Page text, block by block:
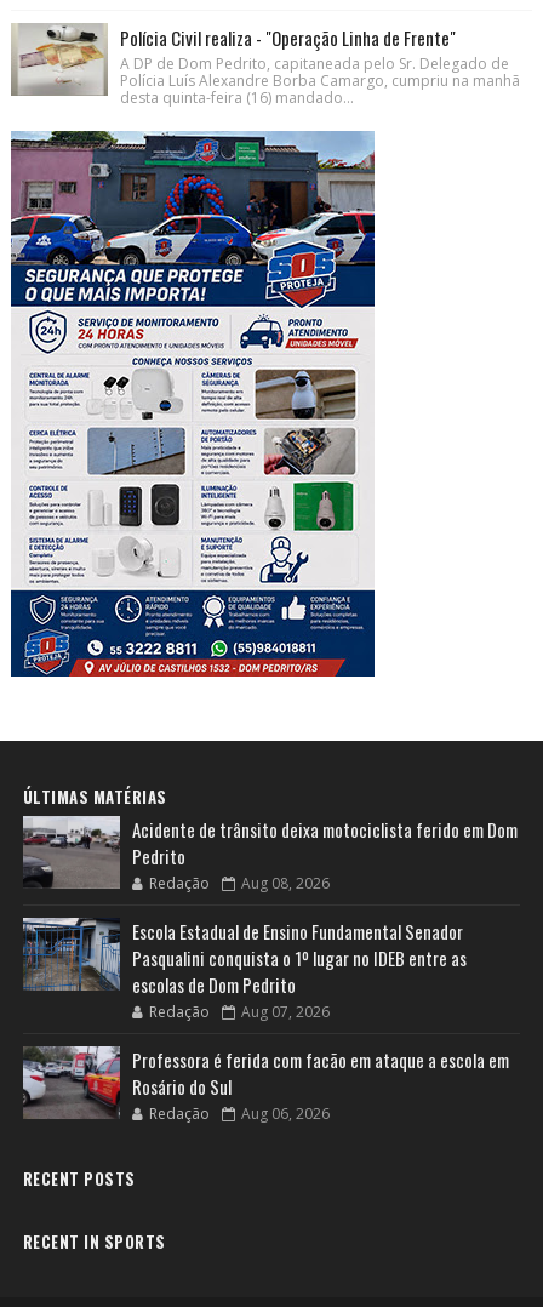
Polícia Civil realiza - "Operação Linha de Frente"
A DP de Dom Pedrito, capitaneada pelo Sr. Delegado de
Polícia Luís Alexandre Borba Camargo, cumpriu na manhã
desta quinta-feira (16) mandado...
ÚLTIMAS MATÉRIAS
Acidente de trânsito deixa motociclista ferido em Dom
Pedrito
Redação Aug 08, 2026
Escola Estadual de Ensino Fundamental Senador
Pasqualini conquista o 1º lugar no IDEB entre as
escolas de Dom Pedrito
Redação Aug 07, 2026
Professora é ferida com facão em ataque a escola em
Rosário do Sul
Redação Aug 06, 2026
RECENT POSTS
RECENT IN SPORTS